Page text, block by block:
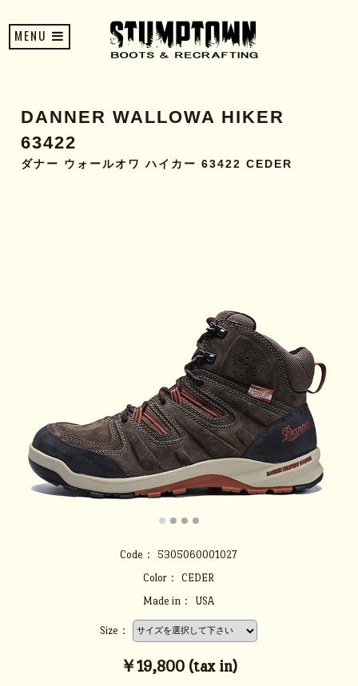
MENU
DANNER WALLOWA HIKER
63422
ダナー ウォールオワ ハイカー 63422 CEDER
Code：
5305060001027
Color：
CEDER
Made in：
USA
Size：
￥19,800 (tax in)